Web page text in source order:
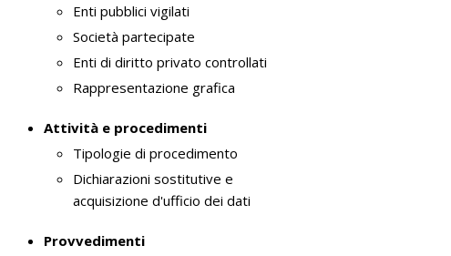
Enti pubblici vigilati
Società partecipate
Enti di diritto privato controllati
Rappresentazione grafica
Attività e procedimenti
Tipologie di procedimento
Dichiarazioni sostitutive e
acquisizione d'ufficio dei dati
Provvedimenti